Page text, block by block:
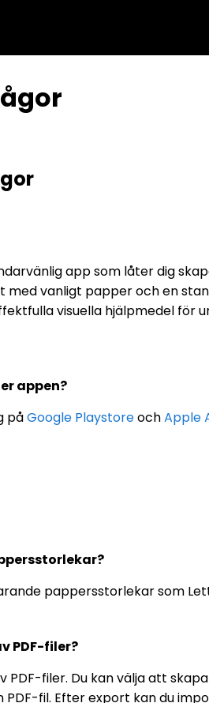
app som låter dig
med vanligt papper och en
visuella hjälpmedel för
appen?
påGoogle PlaystoreochApple
pappersstorlekar som
PDF-filer?
PDF-filer. Du kan välja att
fil. Efter export kan du